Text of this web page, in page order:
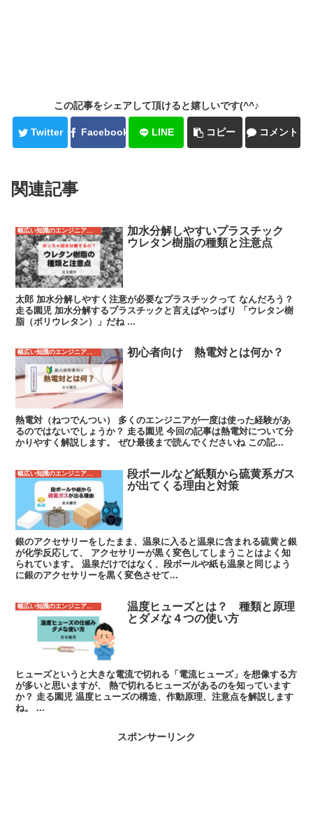
この記事をシェアして頂けると嬉しいです(^^♪
Twitter Facebook LINE コピー コメント
関連記事
幅広い知識のエンジニアになるため
加水分解しやすいプラスチック
ウレタン樹脂の種類と注意点
太郎 加水分解しやすく注意が必要なプラスチックって なんだろう？
走る園児 加水分解するプラスチックと言えばやっぱり 「ウレタン樹
脂（ポリウレタン）」だね ...
幅広い知識のエンジニアになるため 初心者向け 熱電対とは何か？
熱電対（ねつでんつい） 多くのエンジニアが一度は使った経験があ
るのではないでしょうか？ 走る園児 今回の記事は熱電対について分
かりやすく解説します。 ぜひ最後まで読んでくださいね この記...
幅広い知識のエンジニアになるため
段ボールなど紙類から硫黄系ガス
が出てくる理由と対策
銀のアクセサリーをしたまま、温泉に入ると温泉に含まれる硫黄と銀
が化学反応して、 アクセサリーが黒く変色してしまうことはよく知
られています。 温泉だけではなく、段ボールや紙も温泉と同じよう
に銀のアクセサリーを黒く変色させて...
温度ヒューズとは？ 種類と原理
とダメな４つの使い方
ヒューズというと大きな電流で切れる「電流ヒューズ」を想像する方
が多いと思いますが、 熱で切れるヒューズがあるのを知っています
か？ 走る園児 温度ヒューズの構造、作動原理、注意点を解説します
ね。 ...
スポンサーリンク